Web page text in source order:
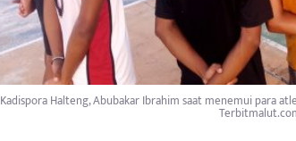
Kadispora Halteng, Abubakar Ibrahim saat menemui para